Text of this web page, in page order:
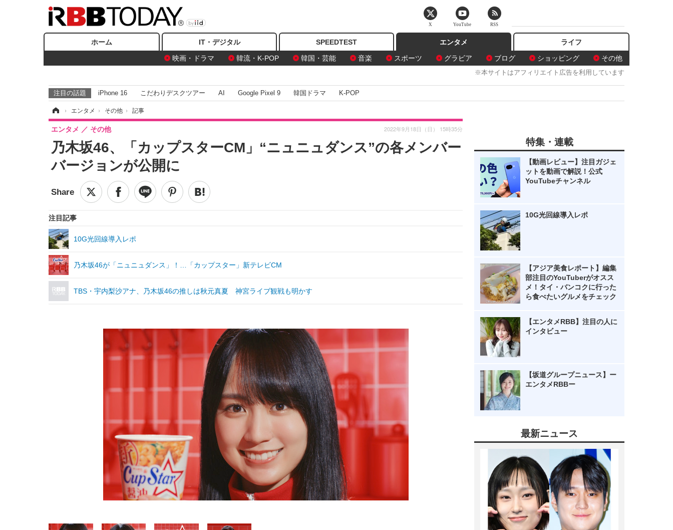
ホーム IT・デジタル SPEEDTEST
エンタメ
映画・ドラマ
韓流・K-POP 韓国・芸能 音楽 スポーツ グラビア ブログ ショッピング その他
ライフ
※本サイトはアフィリエイト広告を利用しています
注目の話題 iPhone 16 こだわりデスクツアー AI Google Pixel 9 韓国ドラマ K-POP
› エンタメ › その他 › 記事
乃木坂46、「カップスターCM」“ニュニュダンス”の各メンバー
バージョンが公開に
エンタメ その他 2022年9月18日（日） 15時35分
注目記事
10G光回線導入レポ
乃木坂46が「ニュニュダンス」！…「カップスター」新テレビCM
TBS・宇内梨沙アナ、乃木坂46の推しは秋元真夏 神宮ライブ観戦も明かす
特集・連載
【動画レビュー】注目ガジェ
ットを動画で解説！公式
YouTubeチャンネル
10G光回線導入レポ
【アジア美食レポート】編集
部注目のYouTuberがオスス
メ！タイ・バンコクに行った
ら食べたいグルメをチェック
【エンタメRBB】注目の人に
インタビュー
【坂道グループニュース】ー
エンタメRBBー
最新ニュース
X YouTube RSS